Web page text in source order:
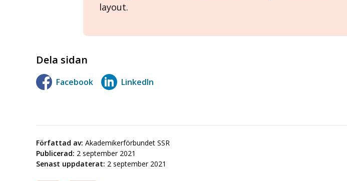
layout.
Dela sidan
Facebook LinkedIn
Författad av: Akademikerförbundet SSR
Publicerad: 2 september 2021
Senast uppdaterat: 2 september 2021